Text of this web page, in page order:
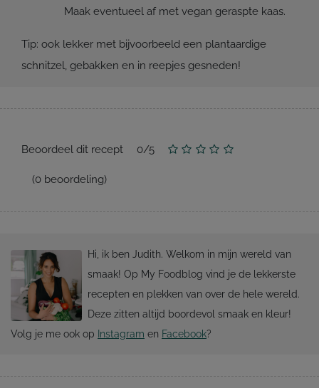
Maak eventueel af met vegan geraspte kaas.
Tip: ook lekker met bijvoorbeeld een plantaardige
schnitzel, gebakken en in reepjes gesneden!
Beoordeel dit recept 0/5
(0 beoordeling)
Hi, ik ben Judith. Welkom in mijn wereld van
smaak! Op My Foodblog vind je de lekkerste
recepten en plekken van over de hele wereld.
Deze zitten altijd boordevol smaak en kleur!
Volg je me ook op Instagram en Facebook?